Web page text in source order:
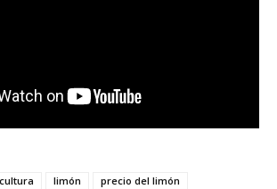
limón precio del limón